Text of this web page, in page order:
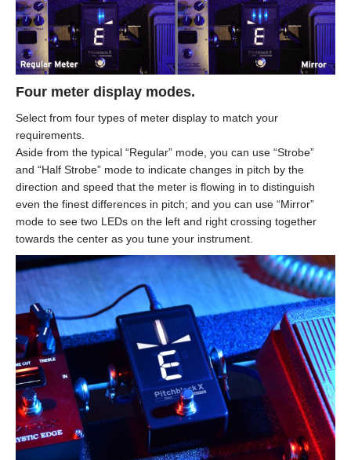
Four meter display modes.
Select from four types of meter display to match your
requirements.
Aside from the typical “Regular” mode, you can use “Strobe”
and “Half Strobe” mode to indicate changes in pitch by the
direction and speed that the meter is flowing in to distinguish
even the finest differences in pitch; and you can use “Mirror”
mode to see two LEDs on the left and right crossing together
towards the center as you tune your instrument.